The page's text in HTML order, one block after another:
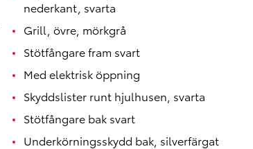
nederkant, svarta
Grill, övre, mörkgrå
Stötfångare fram svart
Med elektrisk öppning
Skyddslister runt hjulhusen, svarta
Stötfångare bak svart
Underkörningsskydd bak, silverfärgat